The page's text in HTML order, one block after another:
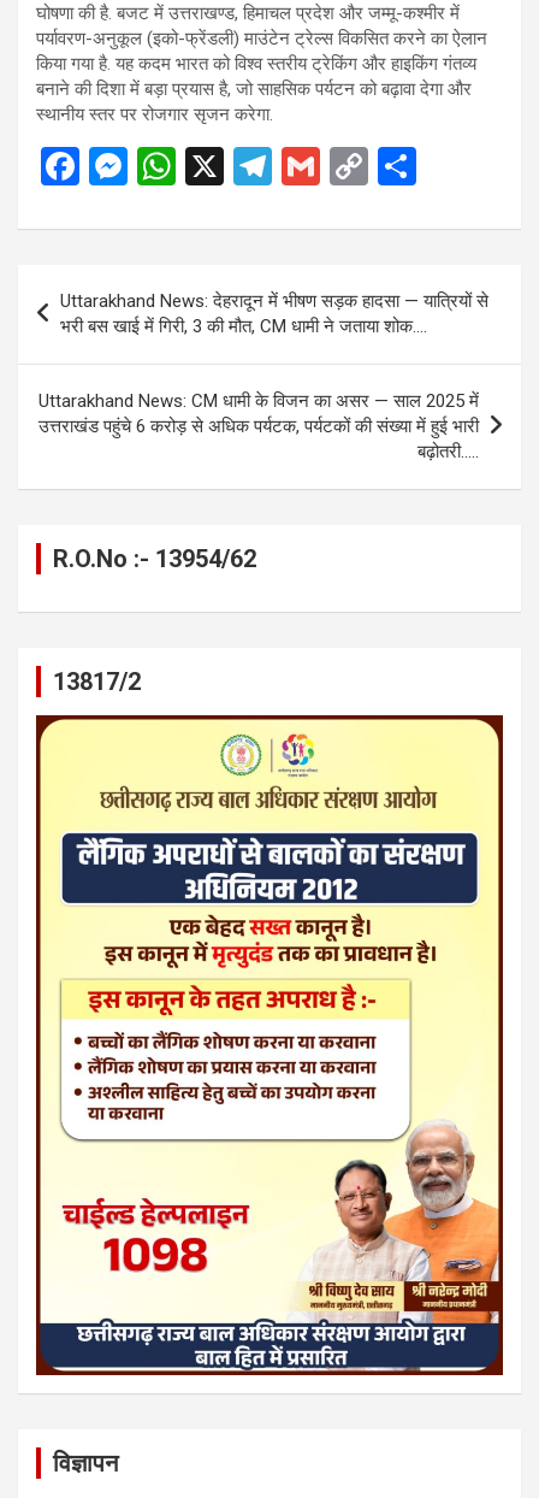
घोषणा की है. बजट में उत्तराखण्ड, हिमाचल प्रदेश और जम्मू-कश्मीर में
पर्यावरण-अनुकूल (इको-फ्रेंडली) माउंटेन ट्रेल्स विकसित करने का ऐलान
किया गया है. यह कदम भारत को विश्व स्तरीय ट्रेकिंग और हाइकिंग गंतव्य
बनाने की दिशा में बड़ा प्रयास है, जो साहसिक पर्यटन को बढ़ावा देगा और
स्थानीय स्तर पर रोजगार सृजन करेगा.
F
ce
o
o
k
M
se
g
er
W
at
A
p
p
X
T
e
gr
a
m
G
ail
C
py
n
k
ar
navigation
Uttarakhand News: देहरादून में भीषण सड़क हादसा — यात्रियों से
भरी बस खाई में गिरी, 3 की मौत, CM धामी ने जताया शोक….
Uttarakhand News: CM धामी के विजन का असर — साल 2025 में
उत्तराखंड पहुंचे 6 करोड़ से अधिक पर्यटक, पर्यटकों की संख्या में हुई भारी
बढ़ोतरी…..
R.O.No :- 13954/62
13817/2
विज्ञापन